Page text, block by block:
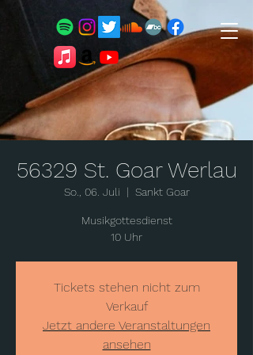
56329 St. Goar Werlau
So., 06. Juli
  |
Sankt Goar
Musikgottesdienst
10 Uhr
Tickets stehen nicht zum
Verkauf
Jetzt andere Veranstaltungen
ansehen